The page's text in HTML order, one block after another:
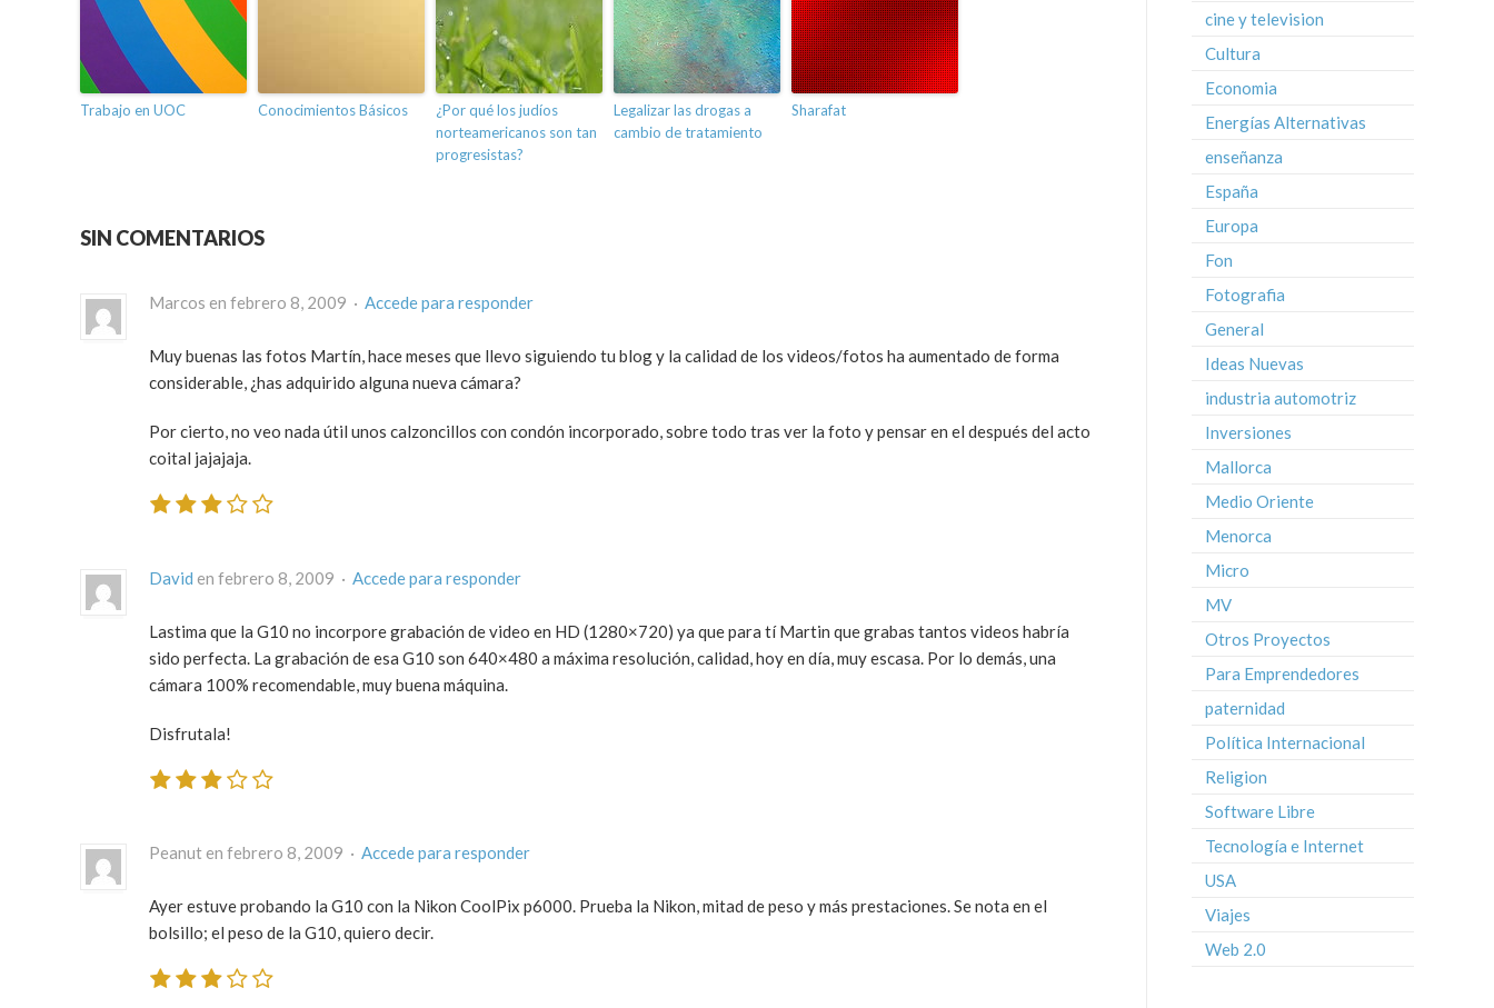
Trabajo en UOC Conocimientos Básicos
¿Por qué los judíos
norteamericanos son tan
progresistas?
Legalizar las drogas a
cambio de tratamiento
Sharafat
SIN COMENTARIOS
Marcos en febrero 8, 2009 · Accede para responder
Muy buenas las fotos Martín, hace meses que llevo siguiendo tu blog y la calidad de los videos/fotos ha aumentado de forma
considerable, ¿has adquirido alguna nueva cámara?
Por cierto, no veo nada útil unos calzoncillos con condón incorporado, sobre todo tras ver la foto y pensar en el después del acto
coital jajajaja.
David en febrero 8, 2009 · Accede para responder
Lastima que la G10 no incorpore grabación de video en HD (1280×720) ya que para tí Martin que grabas tantos videos habría
sido perfecta. La grabación de esa G10 son 640×480 a máxima resolución, calidad, hoy en día, muy escasa. Por lo demás, una
cámara 100% recomendable, muy buena máquina.
Disfrutala!
Peanut en febrero 8, 2009 · Accede para responder
Ayer estuve probando la G10 con la Nikon CoolPix p6000. Prueba la Nikon, mitad de peso y más prestaciones. Se nota en el
bolsillo; el peso de la G10, quiero decir.
cine y television
Cultura
Economia
Energías Alternativas
enseñanza
España
Europa
Fon
Fotografia
General
Ideas Nuevas
industria automotriz
Inversiones
Mallorca
Medio Oriente
Menorca
Micro
MV
Otros Proyectos
Para Emprendedores
paternidad
Política Internacional
Religion
Software Libre
Tecnología e Internet
USA
Viajes
Web 2.0